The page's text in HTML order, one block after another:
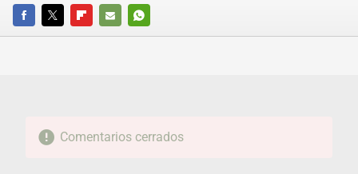
FACEBOOKTWITTERFLIPBOARD
E-
WHATSAPP
Comentarios cerrados